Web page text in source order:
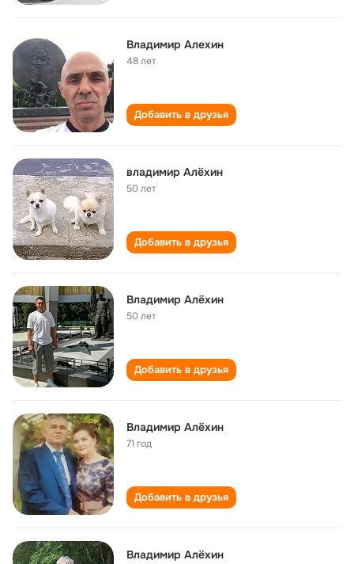
Владимир Алехин
48 лет
Добавить в друзья
владимир Алëхин
50 лет
Добавить в друзья
Владимир Алëхин
50 лет
Добавить в друзья
Владимир Алëхин
71 год
Добавить в друзья
Владимир Алёхин